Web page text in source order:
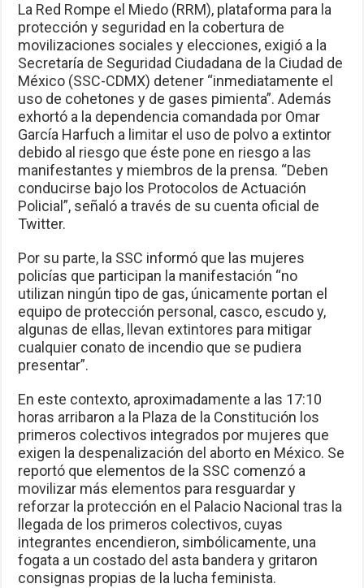
La Red Rompe el Miedo (RRM), plataforma para la
protección y seguridad en la cobertura de
movilizaciones sociales y elecciones, exigió a la
Secretaría de Seguridad Ciudadana de la Ciudad de
México (SSC-CDMX) detener “inmediatamente el
uso de cohetones y de gases pimienta”. Además
exhortó a la dependencia comandada por Omar
García Harfuch a limitar el uso de polvo a extintor
debido al riesgo que éste pone en riesgo a las
manifestantes y miembros de la prensa. “Deben
conducirse bajo los Protocolos de Actuación
Policial”, señaló a través de su cuenta oficial de
Twitter.
Por su parte, la SSC informó que las mujeres
policías que participan la manifestación “no
utilizan ningún tipo de gas, únicamente portan el
equipo de protección personal, casco, escudo y,
algunas de ellas, llevan extintores para mitigar
cualquier conato de incendio que se pudiera
presentar”.
En este contexto, aproximadamente a las 17:10
horas arribaron a la Plaza de la Constitución los
primeros colectivos integrados por mujeres que
exigen la despenalización del aborto en México. Se
reportó que elementos de la SSC comenzó a
movilizar más elementos para resguardar y
reforzar la protección en el Palacio Nacional tras la
llegada de los primeros colectivos, cuyas
integrantes encendieron, simbólicamente, una
fogata a un costado del asta bandera y gritaron
consignas propias de la lucha feminista.